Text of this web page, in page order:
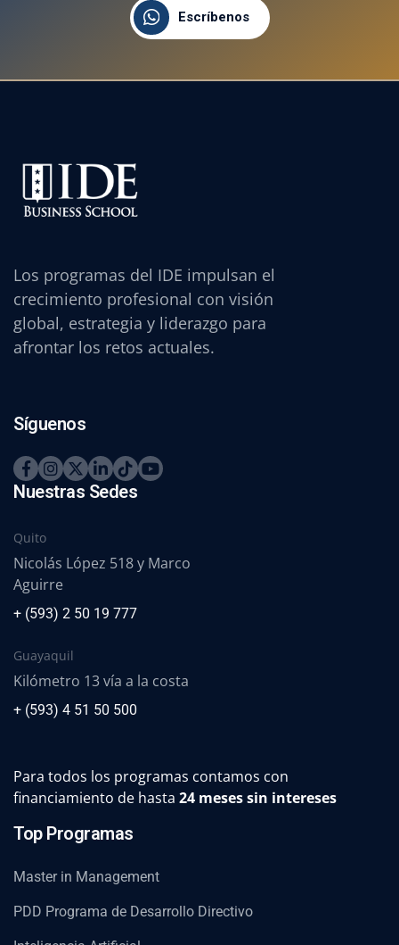
Escríbenos
Los programas del IDE impulsan el
crecimiento profesional con visión
global, estrategia y liderazgo para
afrontar los retos actuales.
Síguenos
Nuestras Sedes
Quito
Nicolás López 518 y Marco
Aguirre
+ (593) 2 50 19 777
Guayaquil
Kilómetro 13 vía a la costa
+ (593) 4 51 50 500
Para todos los programas contamos con
financiamiento de hasta 24 meses sin intereses
Top Programas
Master in Management
PDD Programa de Desarrollo Directivo